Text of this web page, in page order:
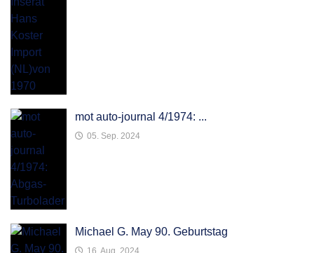
mot auto-journal 4/1974: ...
05. Sep. 2024
Michael G. May 90. Geburtstag
16. Aug. 2024